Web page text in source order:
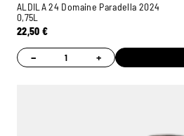
ALDILA 24 Domaine Paradella 2024
0,75L
22,50€
− +